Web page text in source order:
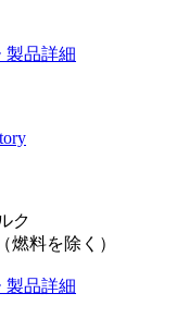
製品詳細
ク
燃料を除く）
製品詳細